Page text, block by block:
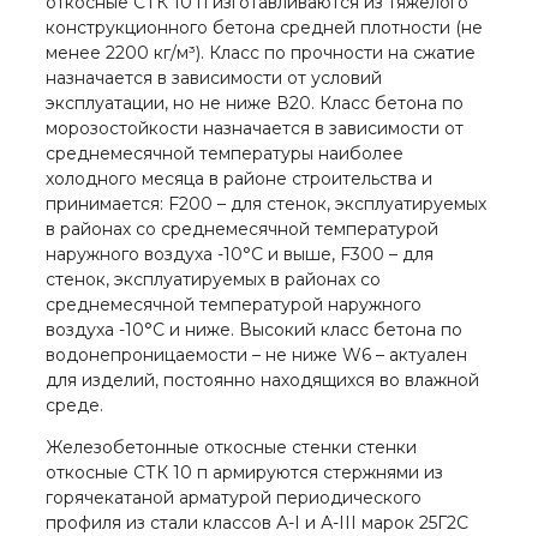
конструкционного бетона средней плотности (не
менее 2200 кг/м³). Класс по прочности на сжатие
назначается в зависимости от условий
эксплуатации, но не ниже В20. Класс бетона по
морозостойкости назначается в зависимости от
среднемесячной температуры наиболее
холодного месяца в районе строительства и
принимается: F200 – для стенок, эксплуатируемых
в районах со среднемесячной температурой
наружного воздуха -10°С и выше, F300 – для
стенок, эксплуатируемых в районах со
среднемесячной температурой наружного
воздуха -10°С и ниже. Высокий класс бетона по
водонепроницаемости – не ниже W6 – актуален
для изделий, постоянно находящихся во влажной
среде.
Железобетонные откосные стенки стенки
откосные СТК 10 п армируются стержнями из
горячекатаной арматурой периодического
профиля из стали классов А-I и А-III марок 25Г2С